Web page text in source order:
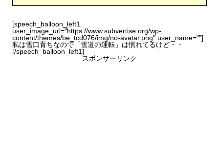
[speech_balloon_left1
user_image_url="https://www.subvertise.org/wp-
content/themes/be_tcd076/img/no-avatar.png" user_name=""]
私は雪口育ちなので「雪道の運転」は慣れてるけど・・
[/speech_balloon_left1]
スポンサーリンク